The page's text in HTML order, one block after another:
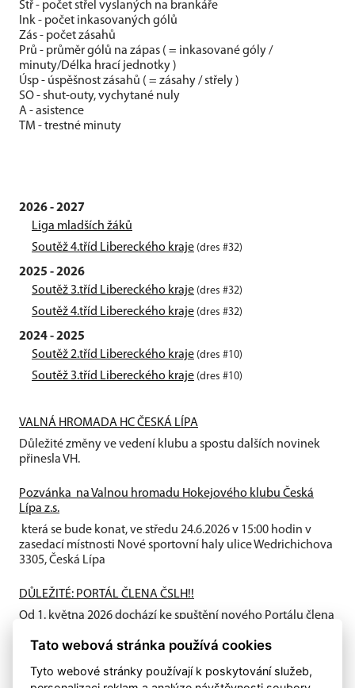
Stř - počet střel vyslaných na brankáře
Ink - počet inkasovaných gólů
Zás - počet zásahů
Prů - průměr gólů na zápas ( = inkasované góly /
minuty/Délka hrací jednotky )
Úsp - úspěšnost zásahů ( = zásahy / střely )
SO - shut-outy, vychytané nuly
A - asistence
TM - trestné minuty
2026 - 2027
Liga mladších žáků
Soutěž 4.tříd Libereckého kraje (dres #32)
2025 - 2026
Soutěž 3.tříd Libereckého kraje (dres #32)
Soutěž 4.tříd Libereckého kraje (dres #32)
2024 - 2025
Soutěž 2.tříd Libereckého kraje (dres #10)
Soutěž 3.tříd Libereckého kraje (dres #10)
VALNÁ HROMADA HC ČESKÁ LÍPA
Důležité změny ve vedení klubu a spostu dalších novinek
přinesla VH.
Pozvánka na Valnou hromadu Hokejového klubu Česká
Lípa z.s.
která se bude konat, ve středu 24.6.2026 v 15:00 hodin v
zasedací místnosti Nové sportovní haly ulice Wedrichichova
3305, Česká Lípa
DŮLEŽITÉ: PORTÁL ČLENA ČSLH!!
Od 1. května 2026 dochází ke spuštění nového Portálu člena
osob...
Tato webová stránka používá cookies
Tyto webové stránky používají k poskytování služeb,